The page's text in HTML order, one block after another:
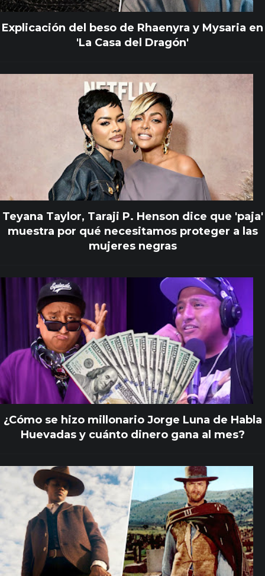
Explicación del beso de Rhaenyra y Mysaria en
'La Casa del Dragón'
Teyana Taylor, Taraji P. Henson dice que 'paja'
muestra por qué necesitamos proteger a las
mujeres negras
¿Cómo se hizo millonario Jorge Luna de Habla
Huevadas y cuánto dinero gana al mes?